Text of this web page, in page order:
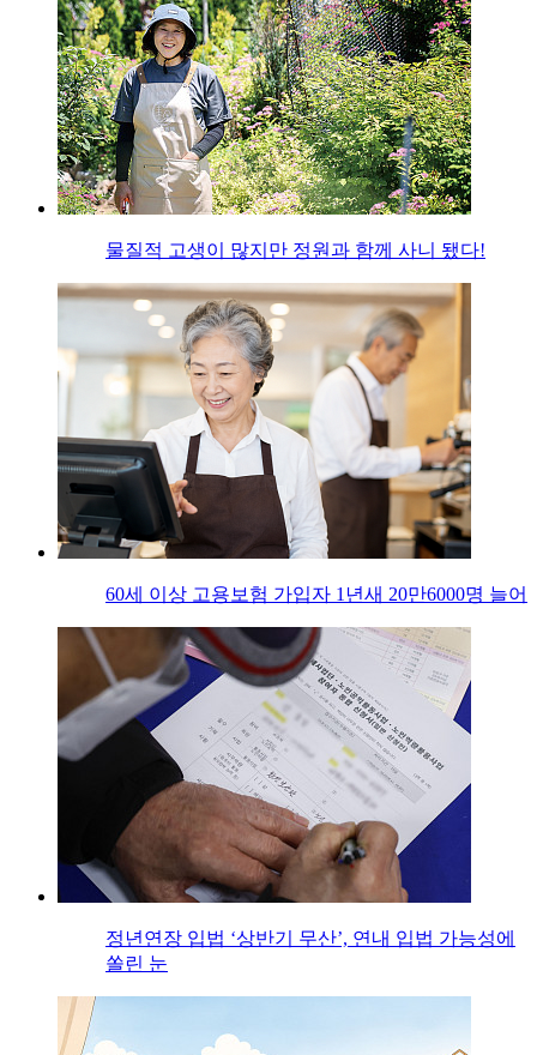
물질적 고생이 많지만 정원과 함께 사니 됐다!
60세 이상 고용보험 가입자 1년새 20만6000명 늘어
정년연장 입법 ‘상반기 무산’, 연내 입법 가능성에
쏠린 눈